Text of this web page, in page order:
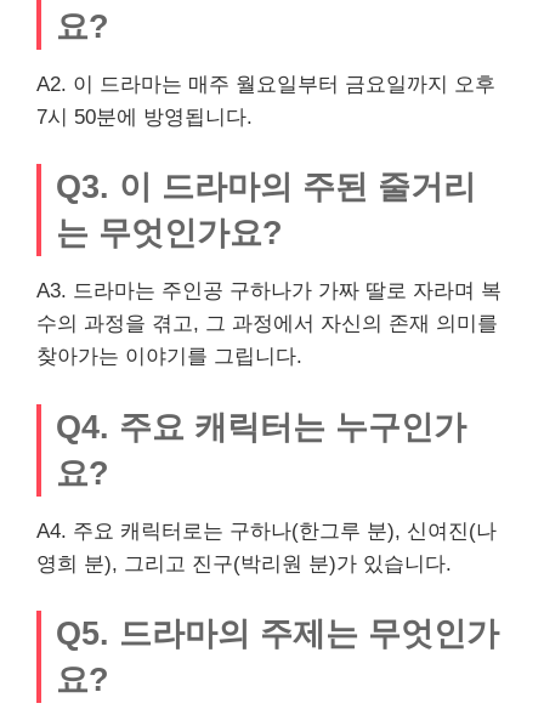
요?
A2. 이 드라마는 매주 월요일부터 금요일까지 오후
7시 50분에 방영됩니다.
Q3. 이 드라마의 주된 줄거리
는 무엇인가요?
A3. 드라마는 주인공 구하나가 가짜 딸로 자라며 복
수의 과정을 겪고, 그 과정에서 자신의 존재 의미를
찾아가는 이야기를 그립니다.
Q4. 주요 캐릭터는 누구인가
요?
A4. 주요 캐릭터로는 구하나(한그루 분), 신여진(나
영희 분), 그리고 진구(박리원 분)가 있습니다.
Q5. 드라마의 주제는 무엇인가
요?